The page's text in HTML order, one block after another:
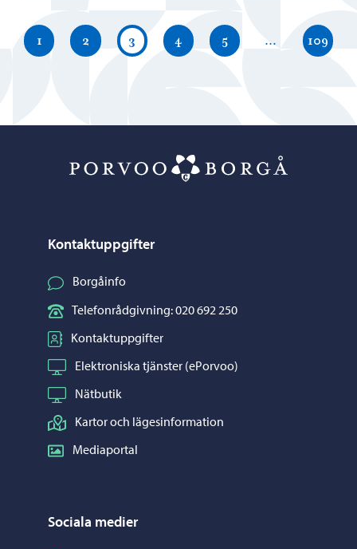
1 2 3 4 5 … 109
Kontaktuppgifter
Borgåinfo
Telefonrådgivning: 020 692 250
Kontaktuppgifter
Elektroniska tjänster (ePorvoo)
Nätbutik
Kartor och lägesinformation
Mediaportal
Sociala medier